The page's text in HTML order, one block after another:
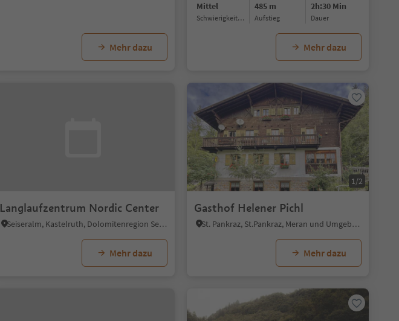
Mehr dazu
Mittel
Schwierigkeitsgrad
485 m
Aufstieg
2h:30 Min
Dauer
Mehr dazu
Langlaufzentrum Nordic Center
Seiseralm, Kastelruth, Dolomitenregion Seiser Alm
Mehr dazu
1/2
Gasthof Helener Pichl
St. Pankraz, St.Pankraz, Meran und Umgebung
Mehr dazu